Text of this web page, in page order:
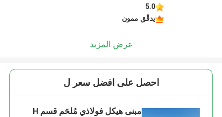
5.0
يدقّق ممون
عرض المزيد
احصل على افضل سعر ل
مبنى هيكل فولاذي مُلحَم قسم H